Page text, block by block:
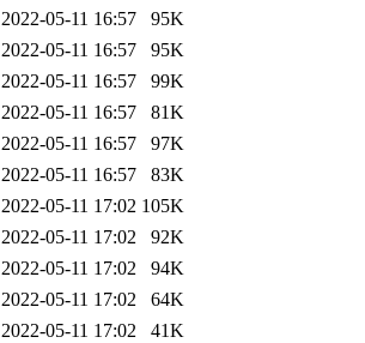
2022-05-11 16:57
95K
2022-05-11 16:57
95K
2022-05-11 16:57
99K
2022-05-11 16:57
81K
2022-05-11 16:57
97K
2022-05-11 16:57
83K
2022-05-11 17:02 105K
2022-05-11 17:02
92K
2022-05-11 17:02
94K
2022-05-11 17:02
64K
2022-05-11 17:02
41K